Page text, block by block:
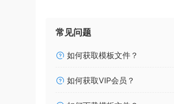
常见问题
如何获取模板文件？
如何获取VIP会员？